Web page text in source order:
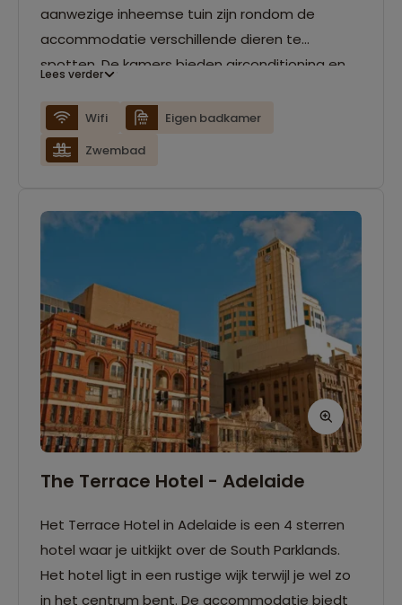
aanwezige inheemse tuin zijn rondom de
accommodatie verschillende dieren te
spotten. De kamers bieden airconditioning en
Lees verder
Wifi
Eigen badkamer
Zwembad
The Terrace Hotel - Adelaide
Het Terrace Hotel in Adelaide is een 4 sterren
hotel waar je uitkijkt over de South Parklands.
Het hotel ligt in een rustige wijk terwijl je wel zo
in het centrum bent. De accommodatie biedt